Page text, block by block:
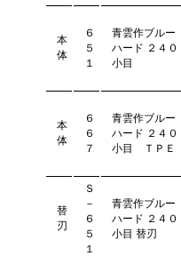
本
体
６
５
１
青雲作ブルー
ハード ２４０
小目
本
体
６
６
７
青雲作ブルー
ハード ２４０
小目 ＴＰＥ
替
刃
Ｓ
－
６
５
１
青雲作ブルー
ハード ２４０
小目 替刃